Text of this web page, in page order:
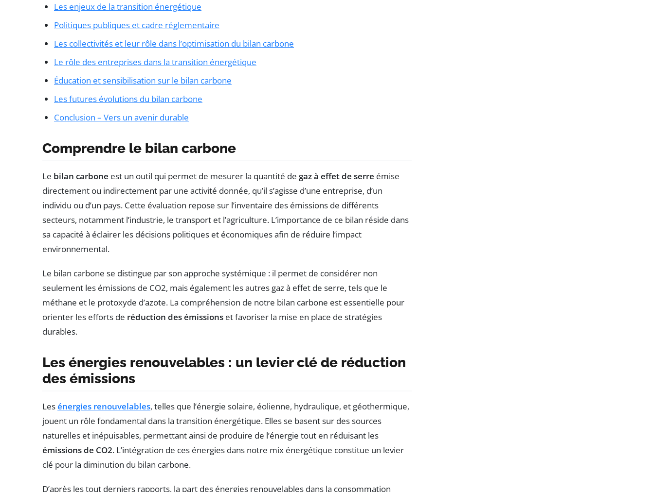
Les enjeux de la transition énergétique
Politiques publiques et cadre réglementaire
Les collectivités et leur rôle dans l’optimisation du bilan carbone
Le rôle des entreprises dans la transition énergétique
Éducation et sensibilisation sur le bilan carbone
Les futures évolutions du bilan carbone
Conclusion – Vers un avenir durable
Comprendre le bilan carbone
Le bilan carbone est un outil qui permet de mesurer la quantité de gaz à effet de serre émise
directement ou indirectement par une activité donnée, qu’il s’agisse d’une entreprise, d’un
individu ou d’un pays. Cette évaluation repose sur l’inventaire des émissions de différents
secteurs, notamment l’industrie, le transport et l’agriculture. L’importance de ce bilan réside dans
sa capacité à éclairer les décisions politiques et économiques afin de réduire l’impact
environnemental.
Le bilan carbone se distingue par son approche systémique : il permet de considérer non
seulement les émissions de CO2, mais également les autres gaz à effet de serre, tels que le
méthane et le protoxyde d’azote. La compréhension de notre bilan carbone est essentielle pour
orienter les efforts de réduction des émissions et favoriser la mise en place de stratégies
durables.
Les énergies renouvelables : un levier clé de réduction
des émissions
Lesénergies renouvelables, telles que l’énergie solaire, éolienne, hydraulique, et géothermique,
jouent un rôle fondamental dans la transition énergétique. Elles se basent sur des sources
naturelles et inépuisables, permettant ainsi de produire de l’énergie tout en réduisant les
émissions de CO2. L’intégration de ces énergies dans notre mix énergétique constitue un levier
clé pour la diminution du bilan carbone.
D’après les tout derniers rapports, la part des énergies renouvelables dans la consommation